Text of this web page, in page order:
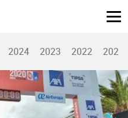
2024 2023 2022 2021